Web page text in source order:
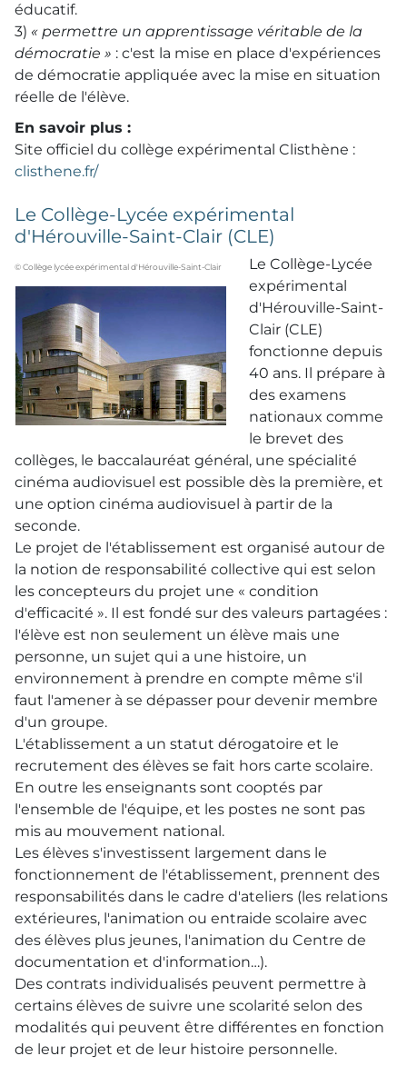
éducatif.
3) « permettre un apprentissage véritable de la
démocratie » : c'est la mise en place d'expériences
de démocratie appliquée avec la mise en situation
réelle de l'élève.
En savoir plus :
Site officiel du collège expérimental Clisthène :
clisthene.fr/
Le Collège-Lycée expérimental
d'Hérouville-Saint-Clair (CLE)
© Collège lycée expérimental d'Hérouville-Saint-Clair
Le Collège-Lycée
expérimental
d'Hérouville-Saint-
Clair (CLE)
fonctionne depuis
40 ans. Il prépare à
des examens
nationaux comme
le brevet des
collèges, le baccalauréat général, une spécialité
cinéma audiovisuel est possible dès la première, et
une option cinéma audiovisuel à partir de la
seconde.
Le projet de l'établissement est organisé autour de
la notion de responsabilité collective qui est selon
les concepteurs du projet une « condition
d'efficacité ». Il est fondé sur des valeurs partagées :
l'élève est non seulement un élève mais une
personne, un sujet qui a une histoire, un
environnement à prendre en compte même s'il
faut l'amener à se dépasser pour devenir membre
d'un groupe.
L'établissement a un statut dérogatoire et le
recrutement des élèves se fait hors carte scolaire.
En outre les enseignants sont cooptés par
l'ensemble de l'équipe, et les postes ne sont pas
mis au mouvement national.
Les élèves s'investissent largement dans le
fonctionnement de l'établissement, prennent des
responsabilités dans le cadre d'ateliers (les relations
extérieures, l'animation ou entraide scolaire avec
des élèves plus jeunes, l'animation du Centre de
documentation et d'information…).
Des contrats individualisés peuvent permettre à
certains élèves de suivre une scolarité selon des
modalités qui peuvent être différentes en fonction
de leur projet et de leur histoire personnelle.